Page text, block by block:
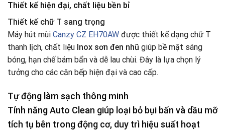
Thiết kế hiện đại, chất liệu bền bỉ
Thiết kế chữ T sang trọng
Máy hút mùi Canzy CZ EH70AW được thiết kế dạng chữ T
thanh lịch, chất liệu Inox sơn đen nhũ giúp bề mặt sáng
bóng, hạn chế bám bẩn và dễ lau chùi. Đây là lựa chọn lý
tưởng cho các căn bếp hiện đại và cao cấp.
Tự động làm sạch thông minh
Tính năngAuto Clean giúp loại bỏ bụi bẩn và dầu mỡ
tích tụ bên trong động cơ, duy trì hiệu suất hoạt